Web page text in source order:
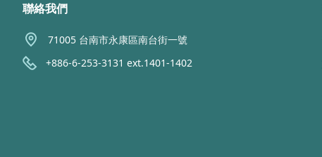
聯絡我們
71005 台南市永康區南台街一號
+886-6-253-3131 ext.1401-1402